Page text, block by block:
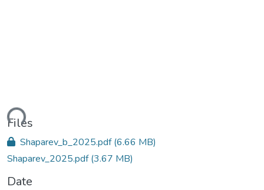
Files
Shaparev_b_2025.pdf(6.66 MB)
Shaparev_2025.pdf(3.67 MB)
Date